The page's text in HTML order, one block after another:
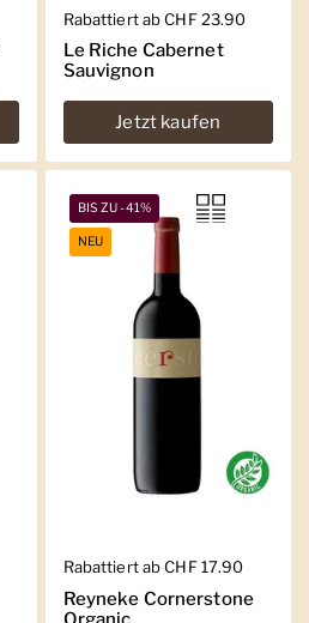
Regulärer Preis
Rabattiert ab CHF 23.90
Le Riche Cabernet
Sauvignon
Jetzt kaufen
Regulärer Preis
Rabattiert ab CHF 17.90
Reyneke Cornerstone
BIS ZU -41%
NEU